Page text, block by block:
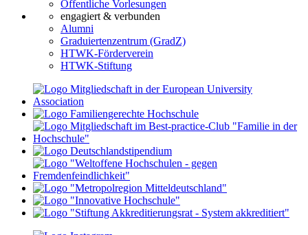
Öffentliche Vorlesungen
engagiert & verbunden
Alumni
Graduiertenzentrum (GradZ)
HTWK-Förderverein
HTWK-Stiftung